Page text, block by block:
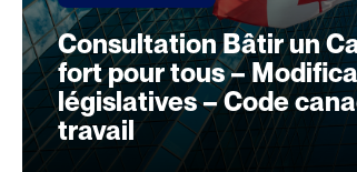
Consultation Bâtir un
fort pour tous –
législatives – Code
travail